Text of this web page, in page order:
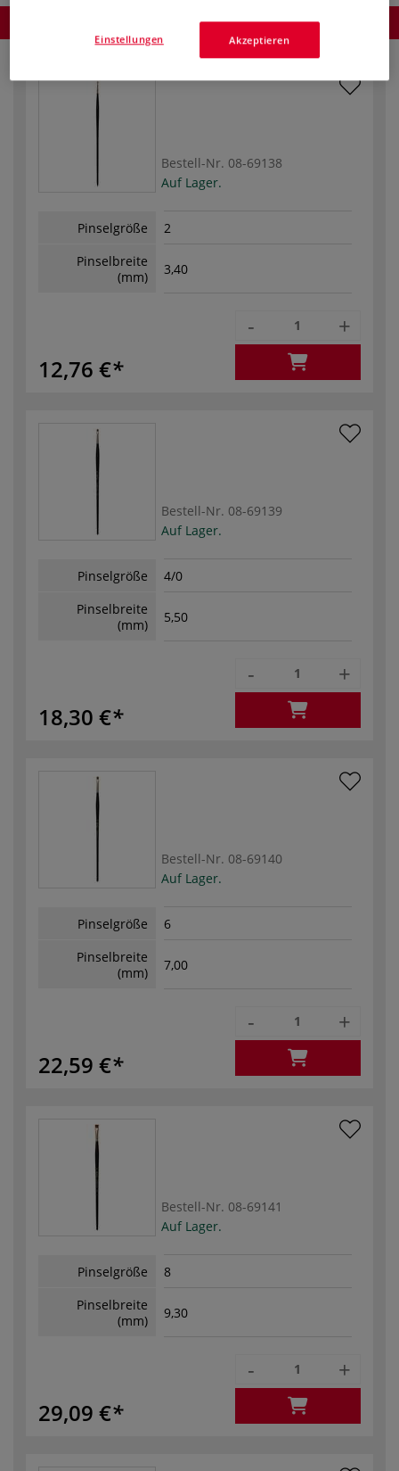
Produkt bestellen
Bestell-Nr. 08-69138
Auf Lager.
Pinselgröße
2
Pinselbreite
(mm)
3,40
12,76 €
- +
Bestell-Nr. 08-69139
Auf Lager.
Pinselgröße
4/0
Pinselbreite
(mm)
5,50
18,30 €
- +
Bestell-Nr. 08-69140
Auf Lager.
Pinselgröße
6
Pinselbreite
(mm)
7,00
22,59 €
- +
Bestell-Nr. 08-69141
Auf Lager.
Pinselgröße
8
Pinselbreite
(mm)
9,30
29,09 €
- +
Akzeptieren
Einstellungen